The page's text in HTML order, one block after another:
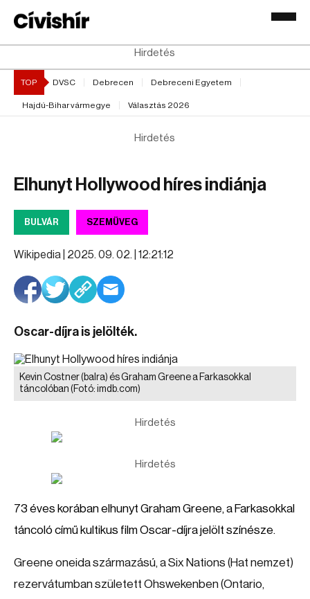
Hirdetés
TOP DVSC Debrecen Debreceni Egyetem
Hajdú-Bihar vármegye Választás 2026
Hirdetés
Elhunyt Hollywood híres indiánja
BULVÁR SZEMÜVEG
Wikipedia | 2025. 09. 02. | 12:21:12
Oscar-díjra is jelölték.
Kevin Costner (balra) és Graham Greene a Farkasokkal
táncolóban (Fotó: imdb.com)
Hirdetés
Hirdetés
73 éves korában elhunyt Graham Greene, a Farkasokkal
táncoló című kultikus film Oscar-díjra jelölt színésze.
Greene oneida származású, a Six Nations (Hat nemzet)
rezervátumban született Ohswekenben (Ontario,